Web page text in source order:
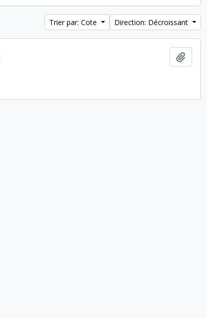
Trier par: Cote Direction: Décroissant